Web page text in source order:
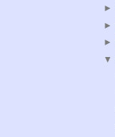
►
►
►
▼